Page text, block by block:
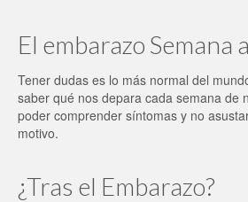
El embarazo Semana
Tener dudas es lo más normal del
saber qué nos depara cada semana de
poder comprender síntomas y no
motivo.
¿Tras el Embarazo?